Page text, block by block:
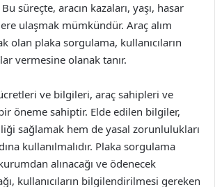
süreçte, aracın kazaları, yaşı, hasar
ulaşmak mümkündür. Araç alım
olan plaka sorgulama, kullanıcıların
vermesine olanak tanır.
ve bilgileri, araç sahipleri ve
öneme sahiptir. Elde edilen bilgiler,
sağlamak hem de yasal zorunlulukları
kullanılmalıdır. Plaka sorgulama
alınacağı ve ödenecek
kullanıcıların bilgilendirilmesi gereken